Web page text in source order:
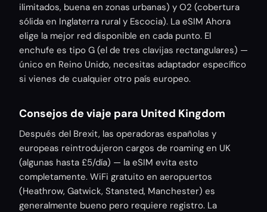
ilimitados, buena en zonas urbanas) y O2 (cobertura
sólida en Inglaterra rural y Escocia). La eSIM Ahora
elige la mejor red disponible en cada punto. El
enchufe es tipo G (el de tres clavijas rectangulares) —
único en Reino Unido, necesitas adaptador específico
si vienes de cualquier otro país europeo.
Consejos de viaje para United Kingdom
Después del Brexit, las operadoras españolas y
europeas reintrodujeron cargos de roaming en UK
(algunas hasta £5/día) — la eSIM evita esto
completamente. WiFi gratuito en aeropuertos
(Heathrow, Gatwick, Stansted, Manchester) es
generalmente bueno pero requiere registro. La